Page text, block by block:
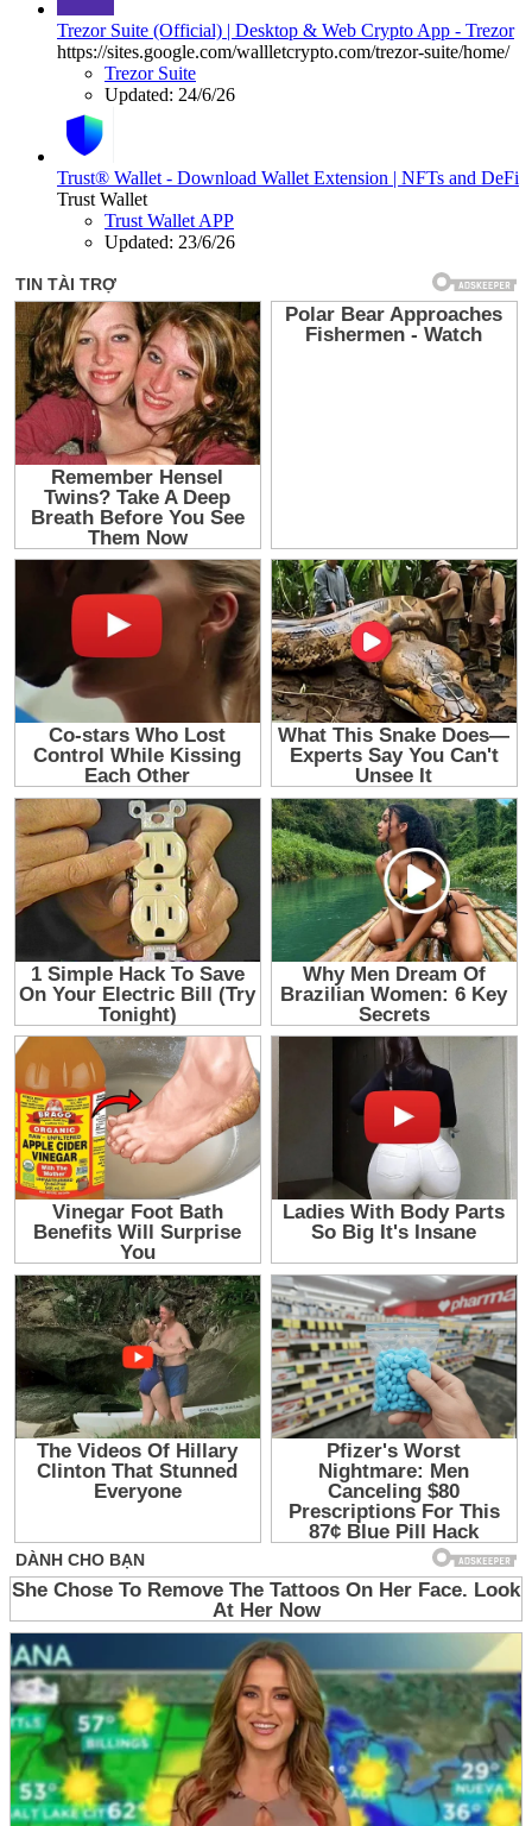
Trezor Suite (Official) | Desktop & Web Crypto App - Trezor
https://sites.google.com/wallletcrypto.com/trezor-suite/home/
Trezor Suite
Updated: 24/6/26
Trust® Wallet - Download Wallet Extension | NFTs and DeFi
Trust Wallet
Trust Wallet APP
Updated: 23/6/26